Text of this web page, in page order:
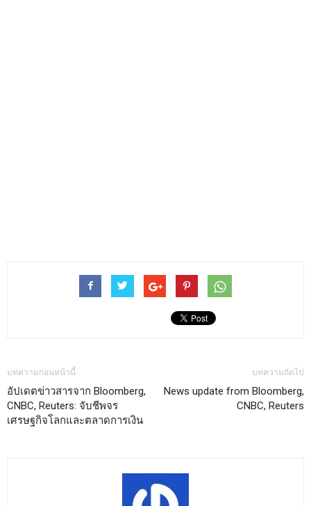
บทความก่อนหน้านี้
อัปเดตข่าวสารจาก Bloomberg,
CNBC, Reuters: จับชีพจร
เศรษฐกิจโลกและตลาดการเงิน
บทความถัดไป
News update from Bloomberg,
CNBC, Reuters